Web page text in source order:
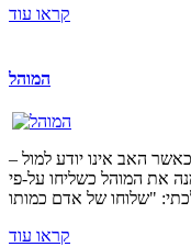
קראו עוד
המוהל
האב אינו יודע למול –
את המוהל כשליחו על-פי
קראו עוד